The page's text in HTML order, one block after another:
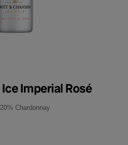
Imperial Rosé
Chardonnay